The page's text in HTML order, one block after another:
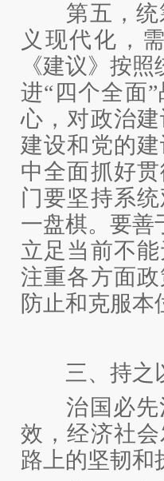
第五，统
义现代化，
《建议》按
进“四个全面
心，对政治
建设和党的
中全面抓好
门要坚持系
一盘棋。要善
立足当前不
注重各方面
防止和克服本
三、持之以
治国必先
效，经济社
路上的坚韧和